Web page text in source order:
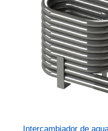
Intercambiador de